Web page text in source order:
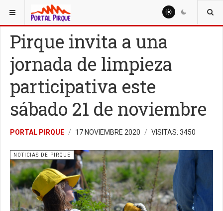
ESTÁ AQUÍ: NOTICIAS
Pirque invita a una
jornada de limpieza
participativa este
sábado 21 de noviembre
PORTAL PIRQUE 17 NOVIEMBRE 2020 VISITAS: 3450
NOTICIAS DE PIRQUE